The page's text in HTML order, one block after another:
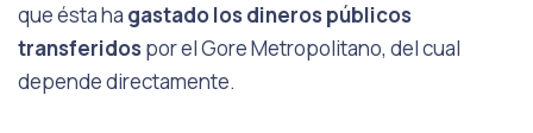
que ésta ha gastado los dineros públicos
transferidos por el Gore Metropolitano, del cual
depende directamente.